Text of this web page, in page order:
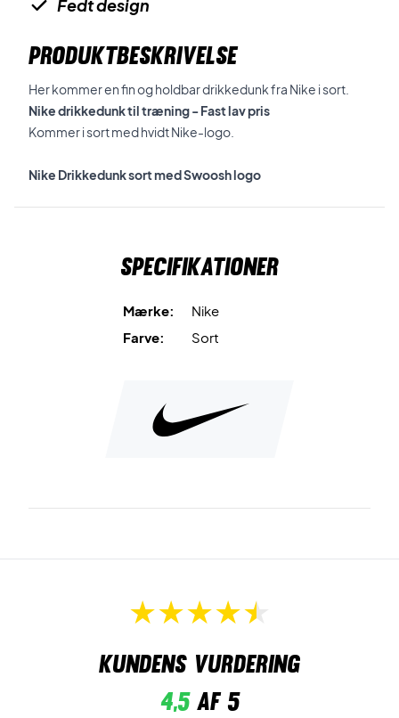
Fedt design
PRODUKTBESKRIVELSE
Her kommer en fin og holdbar drikkedunk fra Nike i sort.
Nike drikkedunk til træning - Fast lav pris
Kommer i sort med hvidt Nike-logo.
Nike Drikkedunk sort med Swoosh logo
Specifikationer
Mærke:
Nike
Farve:
Sort
Kundens vurdering
4,5af 5